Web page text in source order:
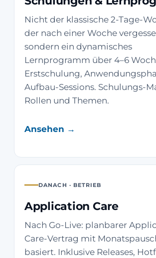
Nicht der klassische 2-Tage-
der nach einer Woche
sondern ein dynamisches
Lernprogramm über 4–6
Erstschulung,
Aufbau-Sessions. Schulungs-
Rollen und Themen.
Ansehen →
DANACH · BETRIEB
Application Care
Nach Go-Live: planbarer
Care-Vertrag mit
basiert. Inklusive Releases,